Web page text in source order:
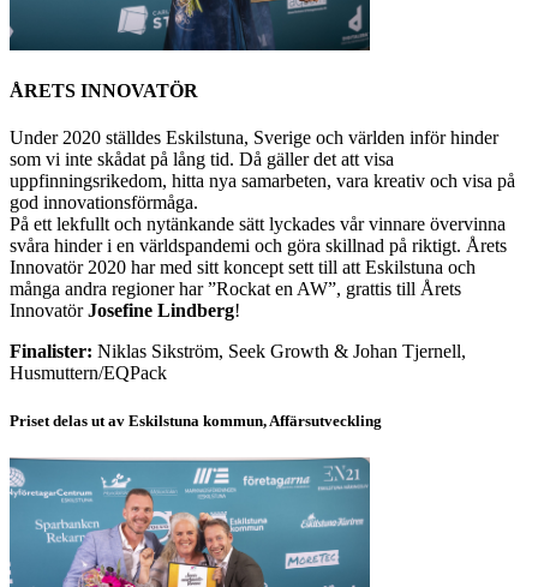
ÅRETS INNOVATÖR
Under 2020 ställdes Eskilstuna, Sverige och världen inför hinder
som vi inte skådat på lång tid. Då gäller det att visa
uppfinningsrikedom, hitta nya samarbeten, vara kreativ och visa på
god innovationsförmåga.
På ett lekfullt och nytänkande sätt lyckades vår vinnare övervinna
svåra hinder i en världspandemi och göra skillnad på riktigt. Årets
Innovatör 2020 har med sitt koncept sett till att Eskilstuna och
många andra regioner har ”Rockat en AW”, grattis till Årets
InnovatörJosefine Lindberg!
Finalister: Niklas Sikström, Seek Growth & Johan Tjernell,
Husmuttern/EQPack
Priset delas ut av Eskilstuna kommun, Affärsutveckling